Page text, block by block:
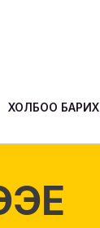
ХОЛБОО БАРИХ